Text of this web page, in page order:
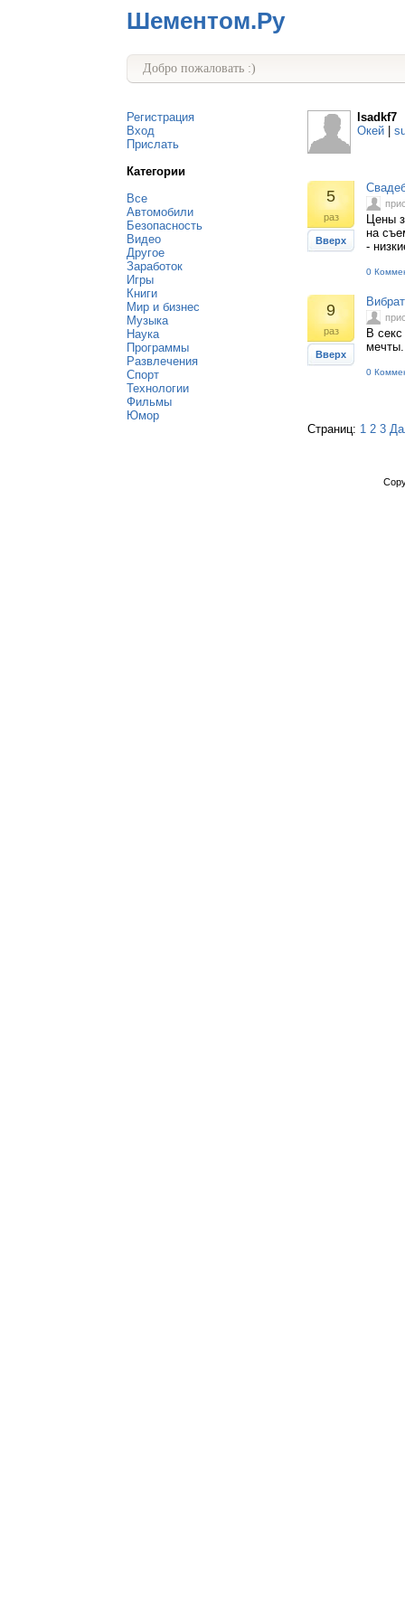
Шементом.Ру
Добро пожаловать :)
Регистрация
Вход
Прислать
Категории
Все
Автомобили
Безопасность
Видео
Другое
Заработок
Игры
Книги
Мир и бизнес
Музыка
Наука
Программы
Развлечения
Спорт
Технологии
Фильмы
Юмор
lsadkf7
Окей
5
раз
Вверх
Цены
на
-
0
9
раз
Вверх
В
мечты.
0
Страниц: 1 2 3